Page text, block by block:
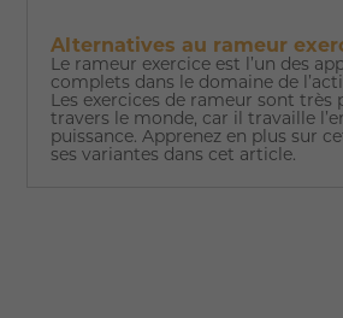
Alternatives au rameur
Le rameur exercice est l’un des
complets dans le domaine de
Les exercices de rameur sont très
travers le monde, car il travaille
puissance. Apprenez en plus sur
ses variantes dans cet article.